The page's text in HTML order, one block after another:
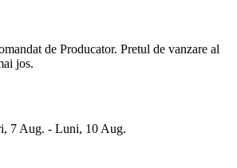
de Producator. Pretul de vanzare al
jos.
7 Aug. - Luni, 10 Aug.